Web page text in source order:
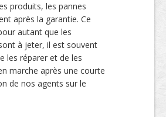
produits, les pannes
après la garantie. Ce
autant que les
à jeter, il est souvent
les réparer et de les
marche après une courte
de nos agents sur le